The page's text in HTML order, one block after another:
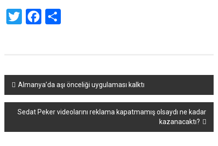
TwitterFacebook
Share
Yazı
dolaşımı
Almanya’da aşı önceliği uygulaması kalktı
Sedat Peker videolarını reklama kapatmamış olsaydı ne kadar
kazanacaktı?